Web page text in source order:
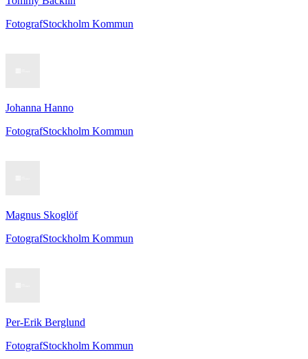
FotografStockholm Kommun
Johanna Hanno
FotografStockholm Kommun
Magnus Skoglöf
FotografStockholm Kommun
Per-Erik Berglund
FotografStockholm Kommun